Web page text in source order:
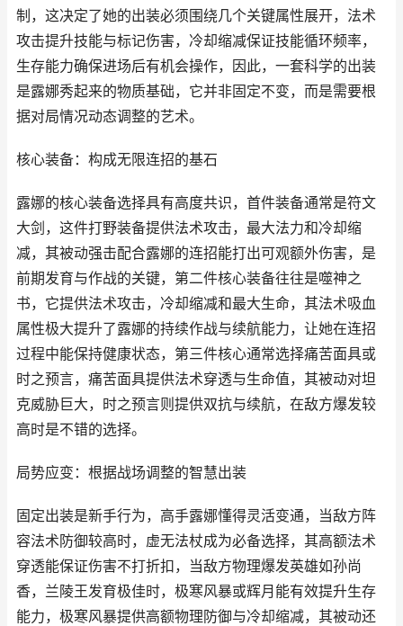
制，这决定了她的出装必须围绕几个关键属性展开，法术
攻击提升技能与标记伤害，冷却缩减保证技能循环频率，
生存能力确保进场后有机会操作，因此，一套科学的出装
是露娜秀起来的物质基础，它并非固定不变，而是需要根
据对局情况动态调整的艺术。
核心装备：构成无限连招的基石
露娜的核心装备选择具有高度共识，首件装备通常是符文
大剑，这件打野装备提供法术攻击，最大法力和冷却缩
减，其被动强击配合露娜的连招能打出可观额外伤害，是
前期发育与作战的关键，第二件核心装备往往是噬神之
书，它提供法术攻击，冷却缩减和最大生命，其法术吸血
属性极大提升了露娜的持续作战与续航能力，让她在连招
过程中能保持健康状态，第三件核心通常选择痛苦面具或
时之预言，痛苦面具提供法术穿透与生命值，其被动对坦
克威胁巨大，时之预言则提供双抗与续航，在敌方爆发较
高时是不错的选择。
局势应变：根据战场调整的智慧出装
固定出装是新手行为，高手露娜懂得灵活变通，当敌方阵
容法术防御较高时，虚无法杖成为必备选择，其高额法术
穿透能保证伤害不打折扣，当敌方物理爆发英雄如孙尚
香，兰陵王发育极佳时，极寒风暴或辉月能有效提升生存
能力，极寒风暴提供高额物理防御与冷却缩减，其被动还